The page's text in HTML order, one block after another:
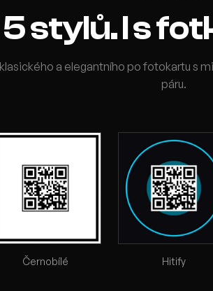
5 stylů. I s
a elegantního po fotokartu s
páru.
Černobílé Hitify